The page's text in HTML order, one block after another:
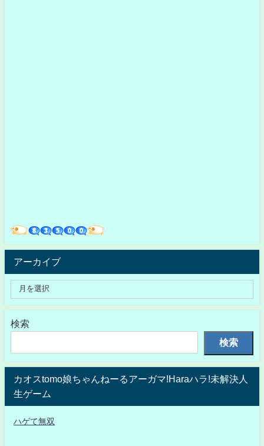
アーカイブ
検索
検索
カオスtomo娘ちゃんねーるアーガマ!Haraハラ!未解決人
生ゲーム
ハゲて無双